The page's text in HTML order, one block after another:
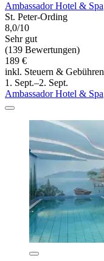
Ambassador Hotel & Spa
St. Peter-Ording
8,0/10
Sehr gut
(139 Bewertungen)
189 €
inkl. Steuern & Gebühren
1. Sept.–2. Sept.
Ambassador Hotel & Spa